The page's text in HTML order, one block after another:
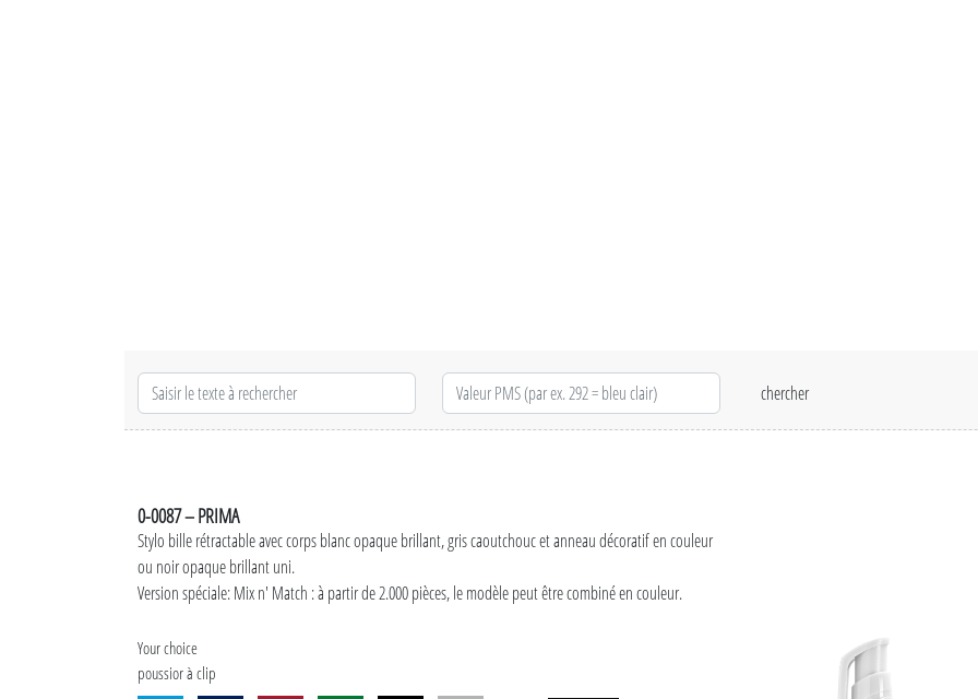
0-0087 – PRIMA
Stylo bille rétractable avec corps blanc opaque brillant, gris caoutchouc et anneau décoratif en couleur
ou noir opaque brillant uni.
Version spéciale: Mix n' Match : à partir de 2.000 pièces, le modèle peut être combiné en couleur.
Your choice
poussior à clip